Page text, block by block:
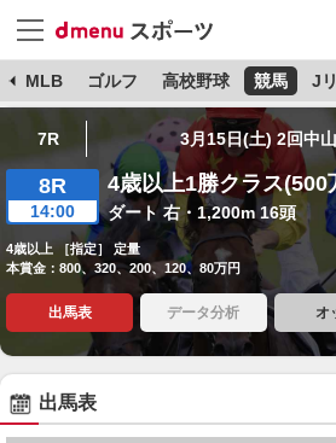
MLB ゴルフ 高校野球 競馬 J
7R 3月15日(土) 2回中
8R
14:00
4歳以上1勝クラス(500
ダート 右・1,200m 16頭
4歳以上 ［指定］ 定量
本賞金：800、320、200、120、80万円
出馬表 データ分析 オ
出馬表